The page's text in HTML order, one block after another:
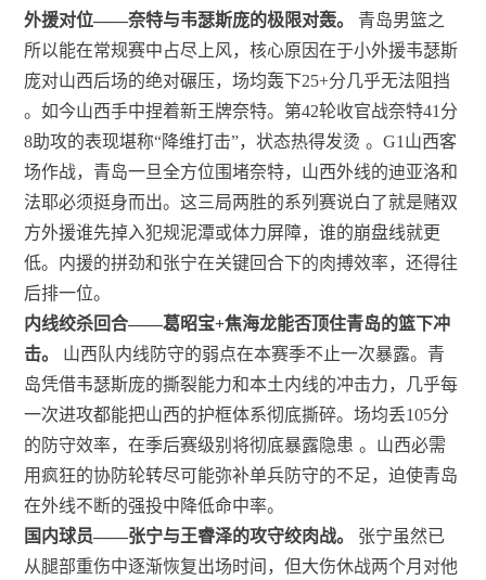
外援对位——奈特与韦瑟斯庞的极限对轰。
青岛男篮之
所以能在常规赛中占尽上风，核心原因在于小外援韦瑟斯
庞对山西后场的绝对碾压，场均轰下25+分几乎无法阻挡
。如今山西手中捏着新王牌奈特。第42轮收官战奈特41分
8助攻的表现堪称“降维打击”，状态热得发烫 。G1山西客
场作战，青岛一旦全方位围堵奈特，山西外线的迪亚洛和
法耶必须挺身而出。这三局两胜的系列赛说白了就是赌双
方外援谁先掉入犯规泥潭或体力屏障，谁的崩盘线就更
低。内援的拼劲和张宁在关键回合下的肉搏效率，还得往
后排一位。
内线绞杀回合——葛昭宝+焦海龙能否顶住青岛的篮下冲
击。
山西队内线防守的弱点在本赛季不止一次暴露。青
岛凭借韦瑟斯庞的撕裂能力和本土内线的冲击力，几乎每
一次进攻都能把山西的护框体系彻底撕碎。场均丢105分
的防守效率，在季后赛级别将彻底暴露隐患 。山西必需
用疯狂的协防轮转尽可能弥补单兵防守的不足，迫使青岛
在外线不断的强投中降低命中率。
国内球员——张宁与王睿泽的攻守绞肉战。
张宁虽然已
从腿部重伤中逐渐恢复出场时间，但大伤休战两个月对他